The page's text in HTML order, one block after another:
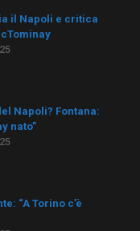
il Napoli e critica
Napoli? Fontana:
nato”
“A Torino c’è